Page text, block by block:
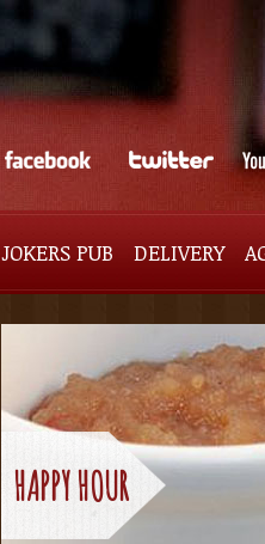
JOKERS PUB DELIVERY
HAPPY HOUR